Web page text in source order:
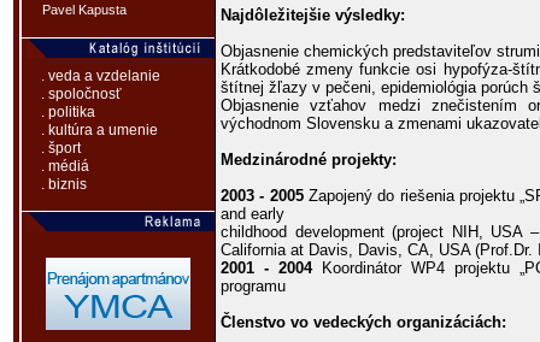
Pavel Kapusta
. veda a vzdelanie
. spoločnosť
. politika
. kultúra a umenie
. šport
. médiá
. biznis
Najdôležitejšie výsledky:
Objasnenie chemických predstaviteľov
Krátkodobé zmeny funkcie osi hypofýza-
štítnej žľazy v pečeni, epidemiológia porúch
Objasnenie vzťahov medzi znečistením
východnom Slovensku a zmenami
Medzinárodné projekty:
2003 - 2005Zapojený do riešenia projektu
and early
childhood development (project NIH, USA
California at Davis, Davis, CA, USA
2001 - 2004Koordinátor WP4 projektu
programu
Členstvo vo vedeckých organizáciách: